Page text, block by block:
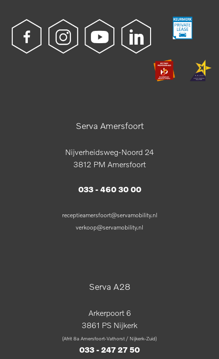
Serva Amersfoort
Nijverheidsweg-Noord 24
3812 PM Amersfoort
033 - 460 30 00
receptieamersfoort@servamobility.nl
verkoop@servamobility.nl
Serva A28
Arkerpoort 6
3861 PS Nijkerk
(Afrit 8a Amersfoort-Vathorst / Nijkerk-Zuid)
033 - 247 27 50